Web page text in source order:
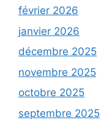
février 2026
janvier 2026
décembre 2025
novembre 2025
octobre 2025
septembre 2025